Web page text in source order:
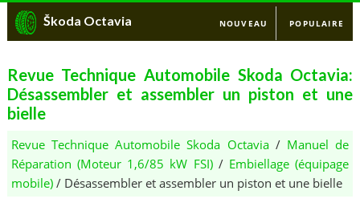
Škoda Octavia NOUVEAU POPULAIRE
Revue Technique Automobile Skoda Octavia:
Désassembler et assembler un piston et une
bielle
Revue Technique Automobile Skoda Octavia/ Manuel de
Réparation (Moteur 1,6/85 kW FSI)/ Embiellage (équipage
mobile)/ Désassembler et assembler un piston et une bielle